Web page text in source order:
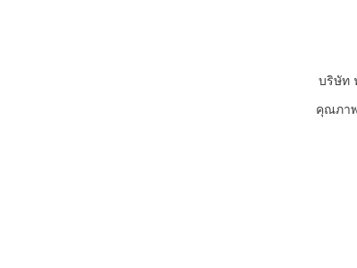
บริษัท
คุณภาพ